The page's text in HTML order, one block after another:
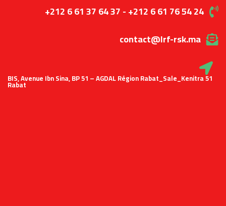
+212 6 61 37 64 37 - +212 6 61 76 54 24
contact@lrf-rsk.ma
51 BIS, Avenue Ibn Sina, BP 51 – AGDAL Région Rabat_Sale_Kenitra
Rabat